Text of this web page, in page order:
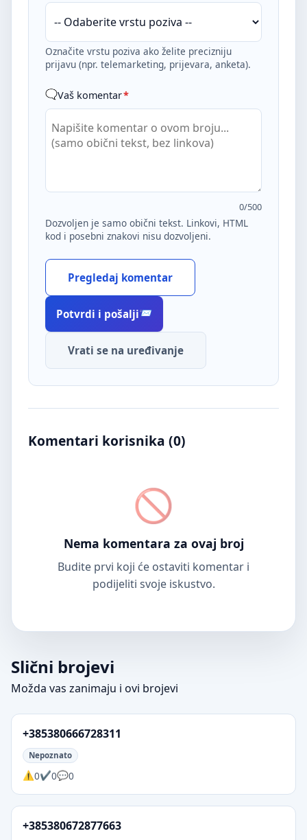
Označite vrstu poziva ako želite precizniju
prijavu (npr. telemarketing, prijevara, anketa).
Vaš komentar*
0/500
Dozvoljen je samo obični tekst. Linkovi, HTML
kod i posebni znakovi nisu dozvoljeni.
Pregledaj komentar
Potvrdi i pošalji
Vrati se na uređivanje
Komentari korisnika (0)
Nema komentara za ovaj broj
Budite prvi koji će ostaviti komentar i
podijeliti svoje iskustvo.
Slični brojevi
Možda vas zanimaju i ovi brojevi
+385380666728311
Nepoznato
0 0 0
+385380672877663